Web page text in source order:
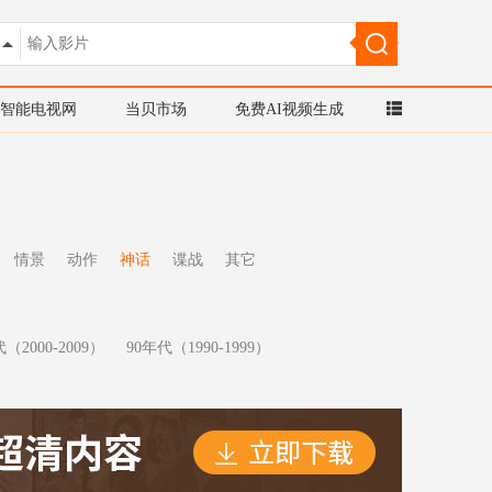
智能电视网 当贝市场 免费AI视频生成
情景 动作 神话 谍战 其它
2000-2009）
90年代（1990-1999）